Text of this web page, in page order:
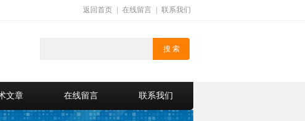
返回首页 在线留言 联系我们
文章 在线留言 联系我们